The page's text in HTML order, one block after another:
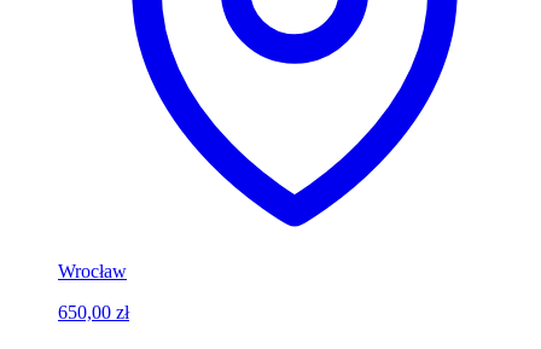
Wrocław
650,00 zł